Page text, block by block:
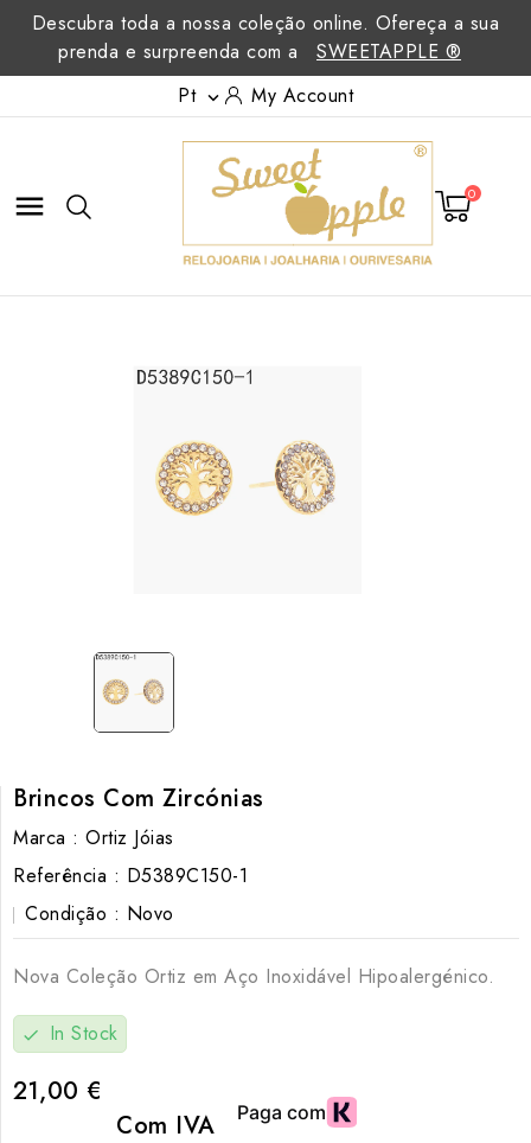
Descubra toda a nossa coleção online. Ofereça a sua
prenda e surpreenda com a
SWEETAPPLE ®
Pt  My Account
 0
Brincos Com Zircónias
Marca : Ortiz Jóias
Referência : D5389C150-1
Condição : Novo
Nova Coleção Ortiz em Aço Inoxidável Hipoalergénico.
check In Stock
21,00 €
Com IVA